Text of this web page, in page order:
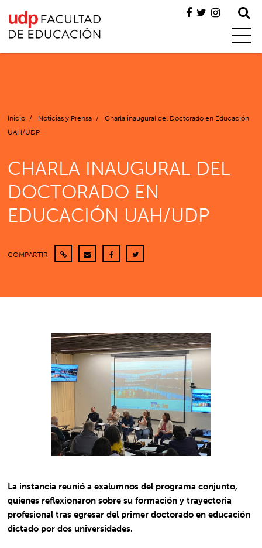
Inicio / Noticias y Prensa /
Charla inaugural del Doctorado en Educación
UAH/UDP
CHARLA INAUGURAL DEL
DOCTORADO EN
EDUCACIÓN UAH/UDP
COMPARTIR
La instancia reunió a exalumnos del programa conjunto,
quienes reflexionaron sobre su formación y trayectoria
profesional tras egresar del primer doctorado en educación
dictado por dos universidades.